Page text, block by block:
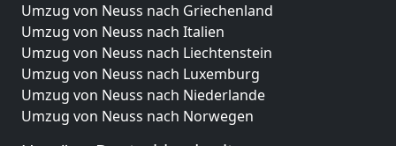
Umzug von Neuss nach Griechenland
Umzug von Neuss nach Italien
Umzug von Neuss nach Liechtenstein
Umzug von Neuss nach Luxemburg
Umzug von Neuss nach Niederlande
Umzug von Neuss nach Norwegen